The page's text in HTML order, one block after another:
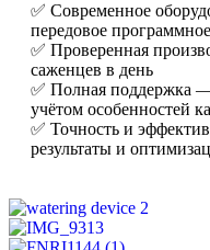
✅ Современное
передовое
✅ Проверенная
саженцев в день
✅ Полная поддержка
учётом особенностей
✅ Точность и
результаты и